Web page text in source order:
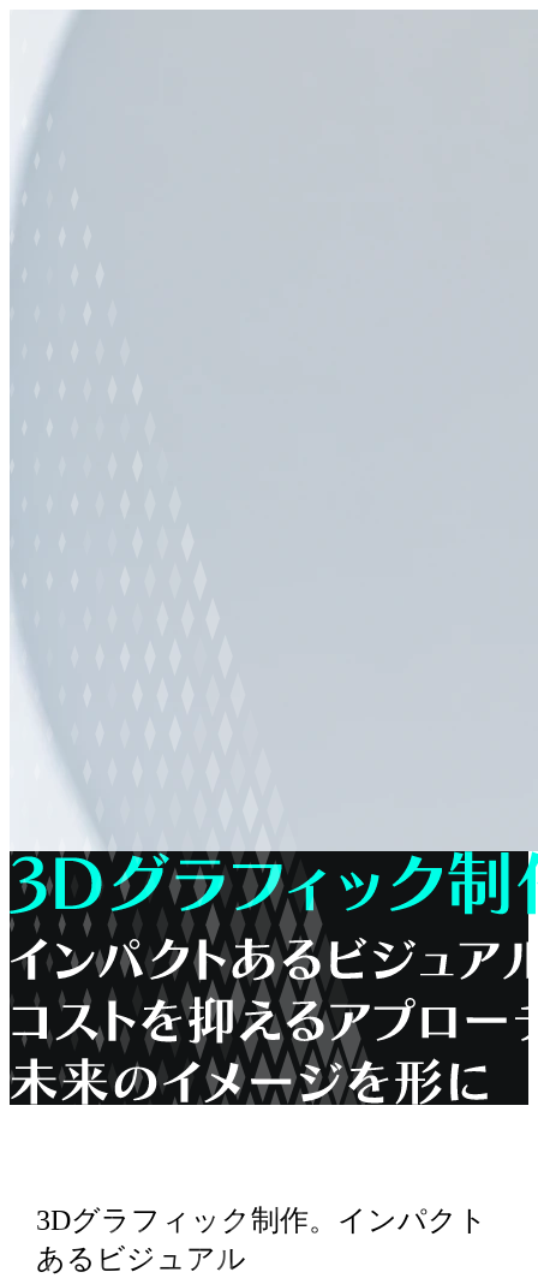
3Dグラフィック制作。インパクト
あるビジュアル